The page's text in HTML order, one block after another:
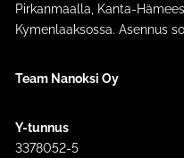
Pirkanmaalla, Kanta-
Kymenlaaksossa. Asennus
Team Nanoksi Oy
Y-tunnus
3378052-5